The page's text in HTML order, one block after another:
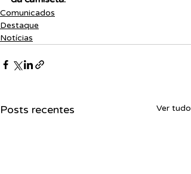
Comunicados
Destaque
Notícias
Posts recentes Ver tudo